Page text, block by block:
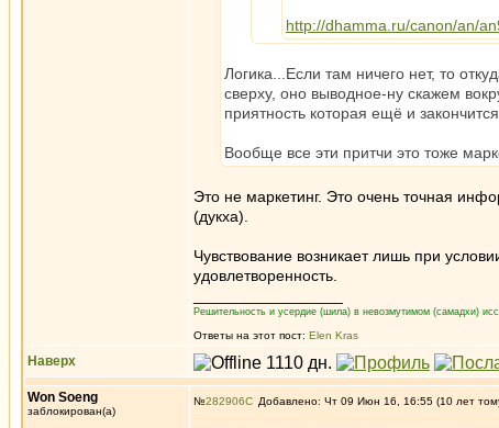
http://dhamma.ru/canon/an/
Логика...Если там ничего нет, то
сверху, оно выводное-ну скажем
приятность которая ещё и
Вообще все эти притчи это тоже
Это не маркетинг. Это очень точная
(дукха).
Чувствование возникает лишь при
удовлетворенность.
Решительность и усердие (шила) в невозмутимом (самадхи)
Ответы на этот пост: Elen Kras
Наверх
Won Soeng
заблокирован(а)
№282906 Добавлено: Чт 09 Июн 16, 16:55 (10 лет